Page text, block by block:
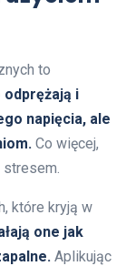
to
odprężają i
napięcia, ale
Co więcej,
które kryją w
one jak
Aplikując